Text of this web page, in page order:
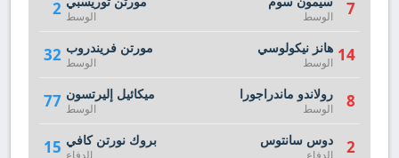
2 الوسط
32 مورتن فريندروب
الوسط
77 ميكائيل إليرتسون
الوسط
15 بروك نورتن كافي
الدفاع
7 الوسط
14 هانز نيكولوسي
الوسط
8 رولاندو ماندراجورا
الوسط
2 دوس سانتوس
الدفاع